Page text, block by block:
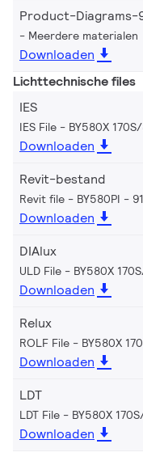
Product-Diagrams-
Meerdere materialen
Downloaden
Lichttechnische files
IES
IES File - BY580X
Downloaden
Revit-bestand
Revit file - BY580PI -
Downloaden
DIAlux
ULD File - BY580X
Downloaden
Relux
ROLF File - BY580X
Downloaden
LDT
LDT File - BY580X
Downloaden